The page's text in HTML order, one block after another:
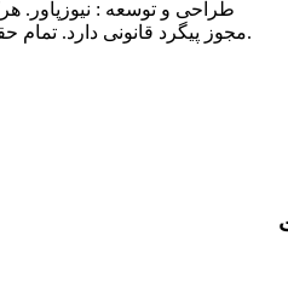
مجوز پیگرد قانونی دارد. تمام حقوق برای نیوزپاور محفوظ است.